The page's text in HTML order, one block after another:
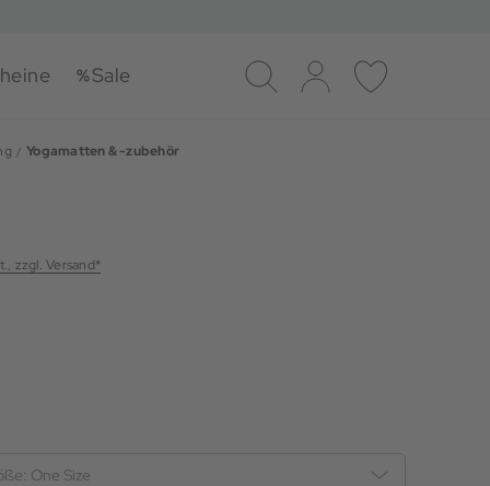
Sale
Suche Log-in Merkliste
Yogamatten & -zubehör
zzgl. Versand*
One Size